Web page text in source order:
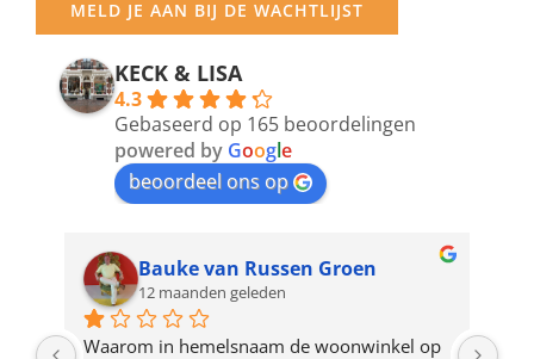
email
address
product
MELD JE AAN BIJ DE WACHTLIJST
KECK & LISA
4.3
Gebaseerd op 165 beoordelingen
powered by Google
beoordeel ons op
Bauke van Russen Groen
12 maanden geleden
Waarom in hemelsnaam de woonwinkel op